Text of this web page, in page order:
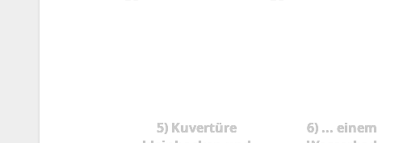
5) Kuvertüre
6) ... einem